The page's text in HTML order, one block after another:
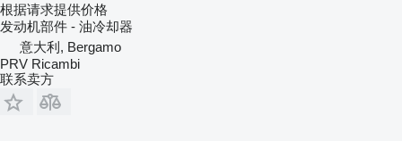
根据请求提供价格
发动机部件 - 油冷却器
意大利, Bergamo
PRV Ricambi
联系卖方